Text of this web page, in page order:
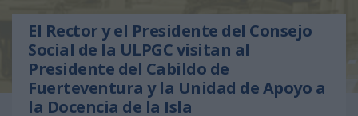
El Rector y el Presidente del Consejo
Social de la ULPGC visitan al
Presidente del Cabildo de
Fuerteventura y la Unidad de Apoyo a
la Docencia de la Isla